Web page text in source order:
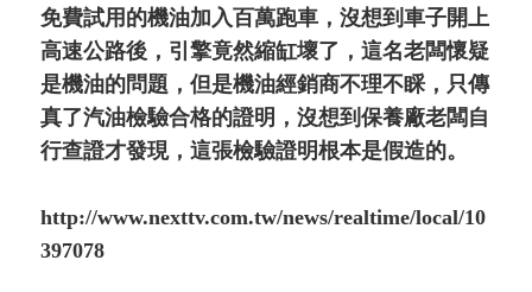
免費試用的機油加入百萬跑車，沒想到車子開上
高速公路後，引擎竟然縮缸壞了，這名老闆懷疑
是機油的問題，但是機油經銷商不理不睬，只傳
真了汽油檢驗合格的證明，沒想到保養廠老闆自
行查證才發現，這張檢驗證明根本是假造的。
http://www.nexttv.com.tw/news/realtime/local/10
397078